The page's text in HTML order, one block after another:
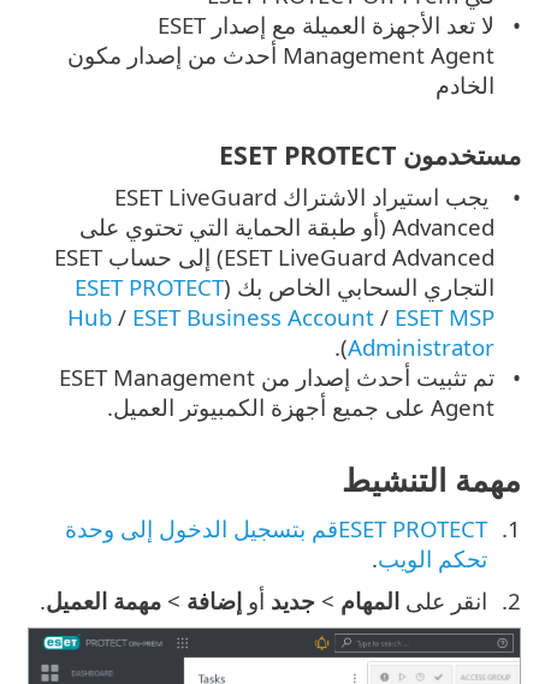
لا تعد الأجهزة العميلة مع إصدار ESET
Management Agent أحدث من إصدار مكون
الخادم
مستخدمون ESET PROTECT
يجب استيراد الاشتراك ESET LiveGuard
Advanced (أو طبقة الحماية التي تحتوي على
ESET LiveGuard Advanced) إلى حساب ESET
التجاري السحابي الخاص بك (ESET PROTECT
Hub/ ESET Business Account/ ESET MSP
Administrator
).
تم تثبيت أحدث إصدار من ESET Management
Agent على جميع أجهزة الكمبيوتر العميل.
مهمة التنشيط
ESET PROTECTقم بتسجيل الدخول إلى وحدة
تحكم الويب.
انقر على المهام > جديد أو إضافة > مهمة العميل.